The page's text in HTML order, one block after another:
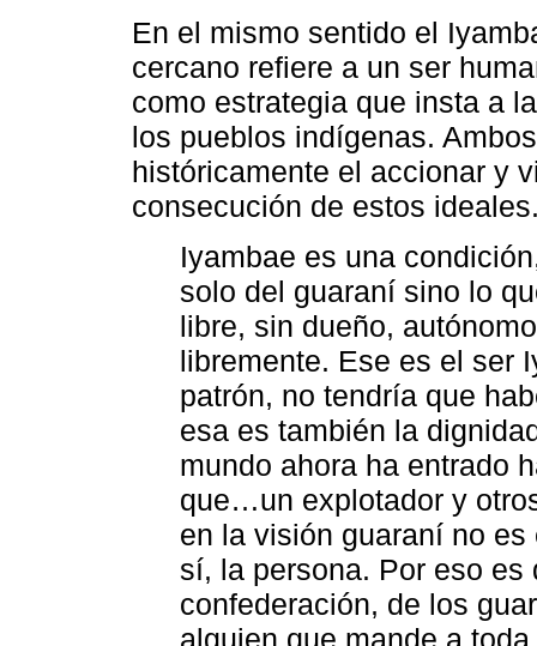
En el mismo sentido el
cercano refiere a un ser
como estrategia que insta a
los pueblos indígenas.
históricamente el accionar y
consecución de estos
Iyambae es una
solo del guaraní sino lo
libre, sin dueño,
libremente. Ese es el ser
patrón, no tendría que
esa es también la
mundo ahora ha entrado
que…un explotador y
en la visión guaraní no
sí, la persona. Por eso
confederación, de los